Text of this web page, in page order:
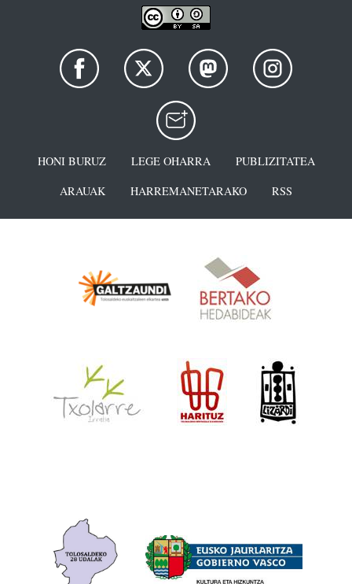
HONI BURUZ LEGE OHARRA
PUBLIZITATEA
ARAUAK
HARREMANETARAKO RSS